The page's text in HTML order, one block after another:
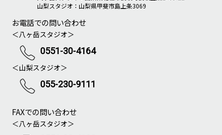
山梨スタジオ：山梨県甲斐市島上条3069
お電話での問い合わせ
＜八ヶ岳スタジオ＞
0551-30-4164
＜山梨スタジオ＞
055-230-9111
FAXでの問い合わせ
＜八ヶ岳スタジオ＞